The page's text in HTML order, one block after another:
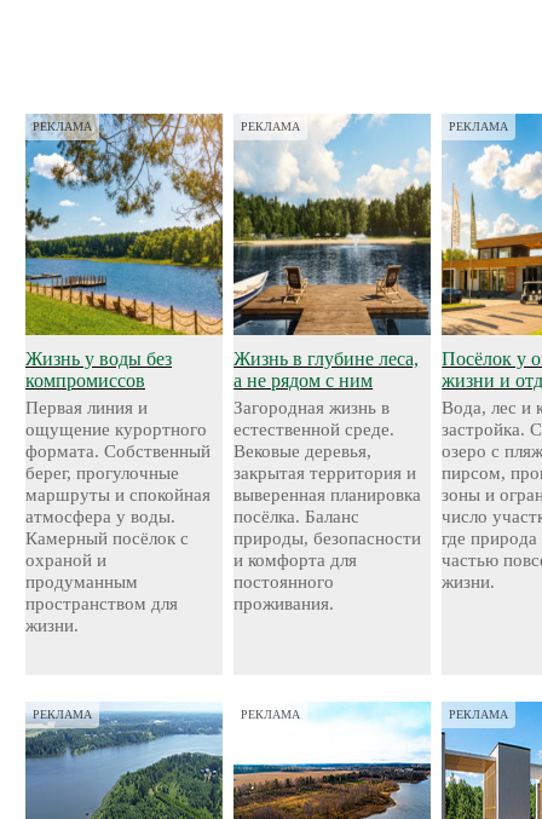
РЕКЛАМА
Жизнь у воды без
компромиссов
Первая линия и
ощущение курортного
формата. Собственный
берег, прогулочные
маршруты и спокойная
атмосфера у воды.
Камерный посёлок с
охраной и
продуманным
пространством для
жизни.
РЕКЛАМА
Жизнь в глубине леса,
а не рядом с ним
Загородная жизнь в
естественной среде.
Вековые деревья,
закрытая территория и
выверенная планировка
посёлка. Баланс
природы, безопасности
и комфорта для
постоянного
проживания.
РЕКЛАМА
Посёлок у
жизни и
Вода, лес и
застройка.
озеро с
пирсом,
зоны и
число
где природа
частью
жизни.
РЕКЛАМА РЕКЛАМА РЕКЛАМА